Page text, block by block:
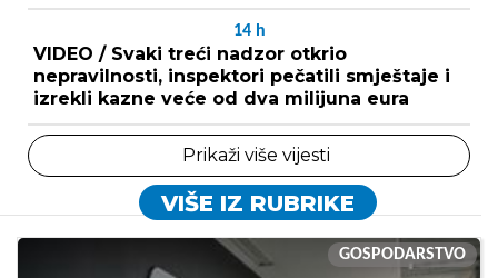
14 h
VIDEO / Svaki treći nadzor otkrio
nepravilnosti, inspektori pečatili smještaje i
izrekli kazne veće od dva milijuna eura
Prikaži više vijesti
VIŠE IZ RUBRIKE
GOSPODARSTVO